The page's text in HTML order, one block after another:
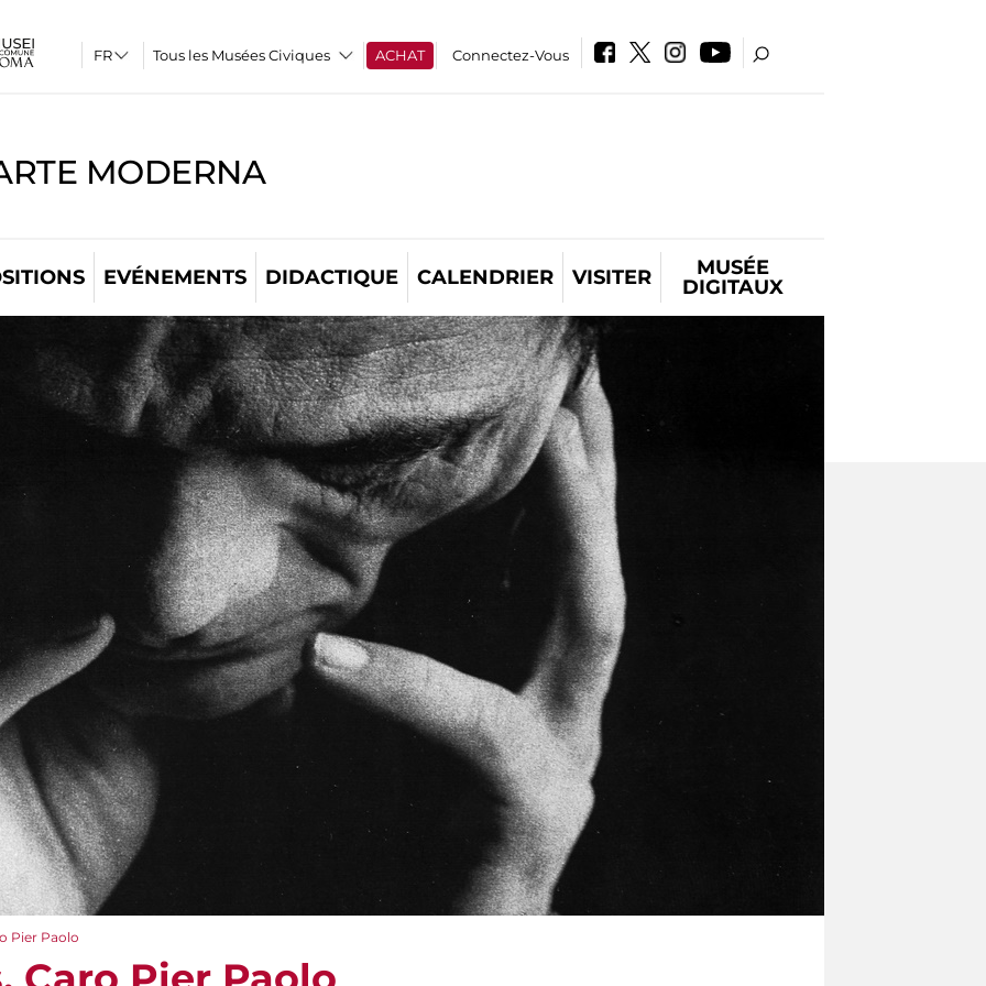
Tous les Musées Civiques ACHAT Connectez-Vous
MODERNA
EVÉNEMENTS DIDACTIQUE CALENDRIER VISITER
MUSÉE
DIGITAUX
Pier Paolo